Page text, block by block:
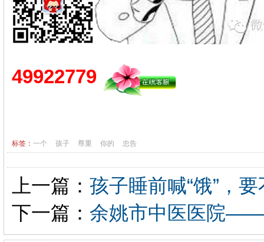
49922779
标签： 一个 孩子 尊重 你的 忠告
上一篇： 孩子睡前喊“饿”，
下一篇： 余姚市中医医院